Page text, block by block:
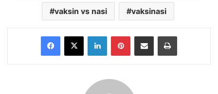
vaksin vs nasi vaksinasi
Facebook
X LinkedInPinterestShare via Email Print